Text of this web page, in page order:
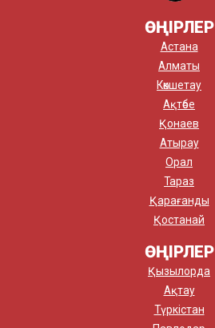
ӨҢІРЛЕР
Астана
Алматы
Көкшетау
Ақтөбе
Қонаев
Атырау
Орал
Тараз
Қарағанды
Қостанай
ӨҢІРЛЕР
Қызылорда
Ақтау
Түркістан